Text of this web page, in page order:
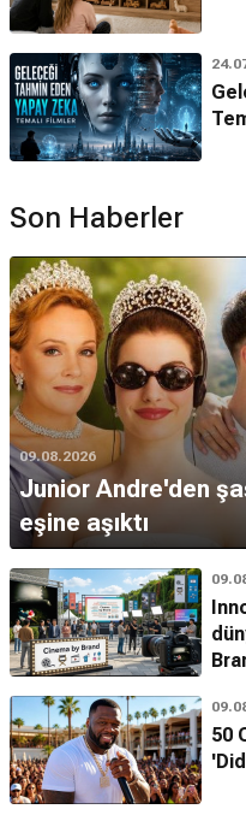
Son Haberler
09.08.2026
Junior Andre'den
eşine aşıktı
50